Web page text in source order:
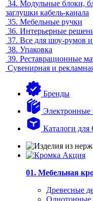
34. Модульные блоки,
заглушки кабель-канала
35. Мебельные ручки
36. Интерьерные
37. Все для шоу-румов и
38. Упаковка
39. Реставрационные
Сувенирная и
Бренды
Электронные
Каталоги
01. Мебельная
Древесные
Однотонные